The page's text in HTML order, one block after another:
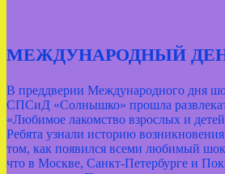
МЕЖДУНАРОДНЫЙ
В преддверии Международного дня
СПСиД «Солнышко» прошла
«Любимое лакомство взрослых и
Ребята узнали историю
том, как появился всеми любимый
что в Москве, Санкт‑Петербурге и